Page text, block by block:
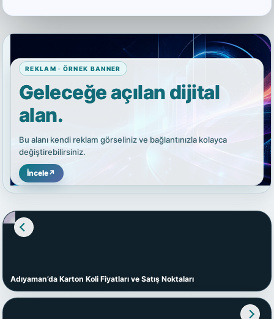
REKLAM · ÖRNEK BANNER
Geleceğe açılan dijital
alan.
Bu alanı kendi reklam görseliniz ve bağlantınızla kolayca
değiştirebilirsiniz.
İncele↗
Adıyaman’da Karton Koli Fiyatları ve Satış Noktaları